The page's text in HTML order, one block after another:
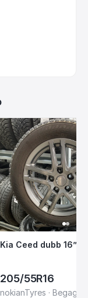
J3- 7
Kia Ceed dubb
205/55R16